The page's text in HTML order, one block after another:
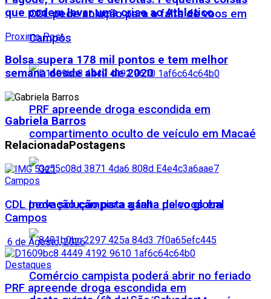
CDL pede solução para a falta de voos em
Campos
PRF apreende droga escondida em
compartimento oculto de veículo em Macaé
Inovação campista ganha palco global
Comércio campista poderá abrir no feriado
que podem levar uma crise ao Athletico
Proximo Post
Bolsa supera 178 mil pontos e tem melhor
semana desde abril de 2020
Gabriela Barros
RelacionadaPostagens
Campos
CDL pede solução para a falta de voos em
Campos
6 de Agosto, 2026
Destaques
PRF apreende droga escondida em